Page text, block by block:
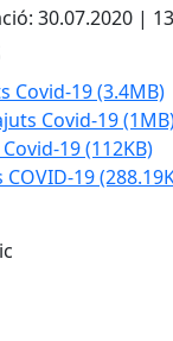
30.07.2020 |
Covid-19(3.4MB)
Covid-19
19(112KB)
19